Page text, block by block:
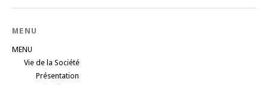
MENU
MENU
Vie de la Société
Présentation